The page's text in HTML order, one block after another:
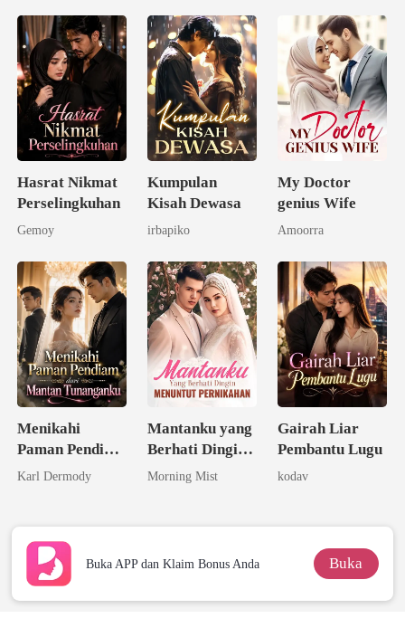
Hasrat Nikmat
Perselingkuhan
Gemoy
Kumpulan
Kisah Dewasa
irbapiko
My Doctor
genius Wife
Amoorra
Menikahi
Paman Pendiam
dari Mantan
Karl Dermody
Mantanku yang
Berhati Dingin
Menuntut
Morning Mist
Gairah Liar
Pembantu Lugu
kodav
Buka APP dan Klaim Bonus Anda Buka